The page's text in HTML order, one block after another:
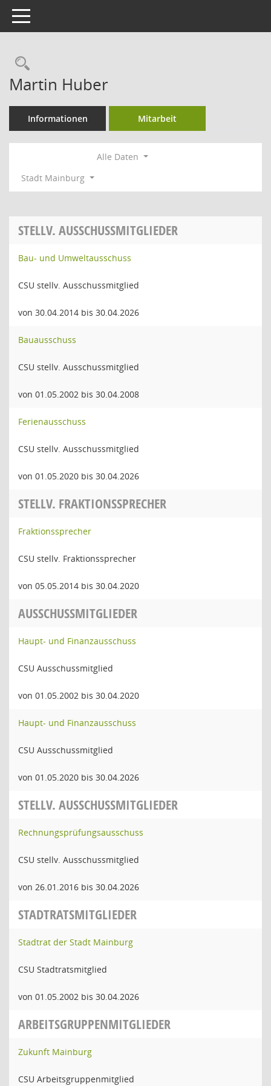
Toggle navigation
Rechercheauswahl
Martin Huber
Informationen Mitarbeit
Alle Daten
Stadt Mainburg
STELLV. AUSSCHUSSMITGLIEDER
Bau- und Umweltausschuss
CSU stellv. Ausschussmitglied
von 30.04.2014 bis 30.04.2026
Bauausschuss
CSU stellv. Ausschussmitglied
von 01.05.2002 bis 30.04.2008
Ferienausschuss
CSU stellv. Ausschussmitglied
von 01.05.2020 bis 30.04.2026
STELLV. FRAKTIONSSPRECHER
Fraktionssprecher
CSU stellv. Fraktionssprecher
von 05.05.2014 bis 30.04.2020
AUSSCHUSSMITGLIEDER
Haupt- und Finanzausschuss
CSU Ausschussmitglied
von 01.05.2002 bis 30.04.2020
Haupt- und Finanzausschuss
CSU Ausschussmitglied
von 01.05.2020 bis 30.04.2026
STELLV. AUSSCHUSSMITGLIEDER
Rechnungsprüfungsausschuss
CSU stellv. Ausschussmitglied
von 26.01.2016 bis 30.04.2026
STADTRATSMITGLIEDER
Stadtrat der Stadt Mainburg
CSU Stadtratsmitglied
von 01.05.2002 bis 30.04.2026
ARBEITSGRUPPENMITGLIEDER
Zukunft Mainburg
CSU Arbeitsgruppenmitglied